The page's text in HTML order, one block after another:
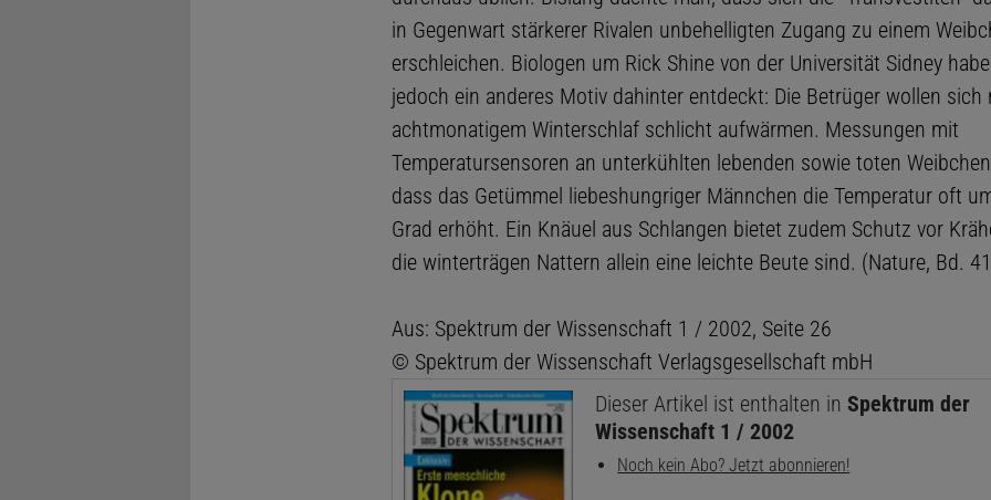
in Gegenwart stärkerer Rivalen unbehelligten Zugang zu einem
erschleichen. Biologen um Rick Shine von der Universität Sidney
jedoch ein anderes Motiv dahinter entdeckt: Die Betrüger wollen sich
achtmonatigem Winterschlaf schlicht aufwärmen. Messungen mit
Temperatursensoren an unterkühlten lebenden sowie toten
dass das Getümmel liebeshungriger Männchen die Temperatur oft
Grad erhöht. Ein Knäuel aus Schlangen bietet zudem Schutz vor
die winterträgen Nattern allein eine leichte Beute sind. (Nature, Bd.
Aus: Spektrum der Wissenschaft 1 / 2002, Seite 26
© Spektrum der Wissenschaft Verlagsgesellschaft mbH
Dieser Artikel ist enthalten inSpektrum der
Wissenschaft 1 / 2002
Noch kein Abo? Jetzt abonnieren!